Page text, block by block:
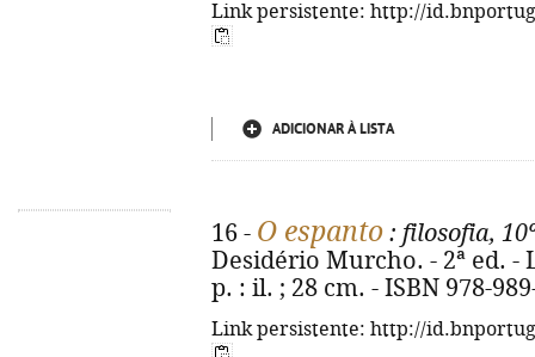
Link persistente: http://
ADICIONAR À LISTA
16 - O espanto : filosofia,
Desidério Murcho. - 2ª ed. -
p. : il. ; 28 cm. - ISBN 978-
Link persistente: http://